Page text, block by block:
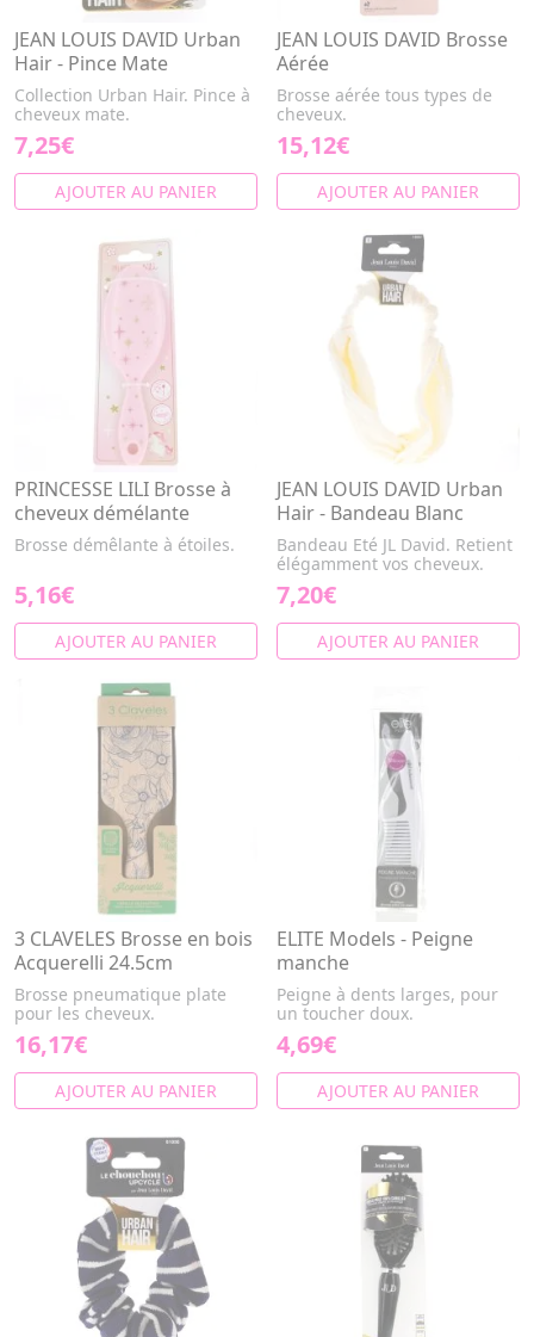
JEAN LOUIS DAVID Urban
Hair - Pince Mate
Collection Urban Hair. Pince à
cheveux mate.
7,25€
AJOUTER AU PANIER
JEAN LOUIS DAVID Brosse
Aérée
Brosse aérée tous types de
cheveux.
15,12€
AJOUTER AU PANIER
PRINCESSE LILI Brosse à
cheveux démélante
Brosse démêlante à étoiles.
5,16€
AJOUTER AU PANIER
JEAN LOUIS DAVID Urban
Hair - Bandeau Blanc
Bandeau Eté JL David. Retient
élégamment vos cheveux.
7,20€
AJOUTER AU PANIER
3 CLAVELES Brosse en bois
Acquerelli 24.5cm
Brosse pneumatique plate
pour les cheveux.
16,17€
AJOUTER AU PANIER
ELITE Models - Peigne
manche
Peigne à dents larges, pour
un toucher doux.
4,69€
AJOUTER AU PANIER